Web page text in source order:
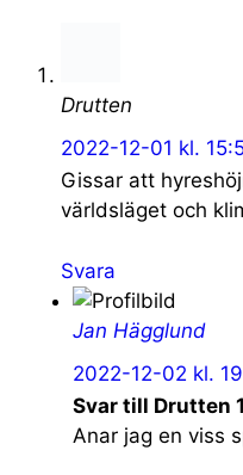
Drutten
2022-12-01 kl.
Gissar att
världsläget och
Svara
Jan Hägglund
2022-12-02 kl.
Svar till Drutten
Anar jag en viss